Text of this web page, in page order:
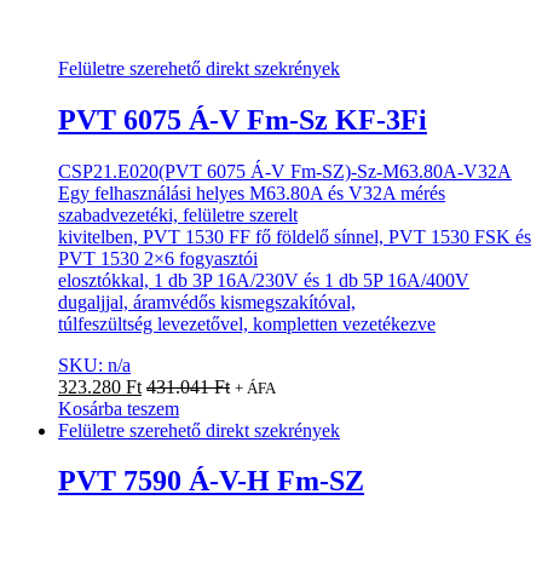
Felületre szerehető direkt szekrények
PVT 6075 Á-V Fm-Sz KF-3Fi
CSP21.E020(PVT 6075 Á-V Fm-SZ)-Sz-M63.80A-V32A
Egy felhasználási helyes M63.80A és V32A mérés
szabadvezetéki, felületre szerelt
kivitelben, PVT 1530 FF fő földelő sínnel, PVT 1530 FSK és
PVT 1530 2×6 fogyasztói
elosztókkal, 1 db 3P 16A/230V és 1 db 5P 16A/400V
dugaljjal, áramvédős kismegszakítóval,
túlfeszültség levezetővel, kompletten vezetékezve
SKU: n/a
323.280 Ft 431.041Ft + ÁFA
Kosárba teszem
Felületre szerehető direkt szekrények
PVT 7590 Á-V-H Fm-SZ